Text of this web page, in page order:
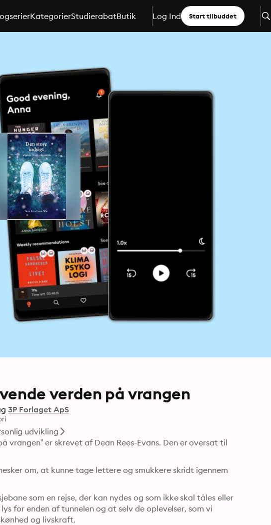
KategorierStudierabatButik Log Ind Start tilbuddet
verden på vrangen
3P Forlaget ApS
udvikling
vrangen” er skrevet af Dean Rees-Evans. Den er oversat til
om, at kunne tage lettere og smukkere skridt igennem
som en rejse, der kan nydes og som ikke skal tåles eller
for enden af tunnelen og at selv de oplevelser, som vi
og livskraft.